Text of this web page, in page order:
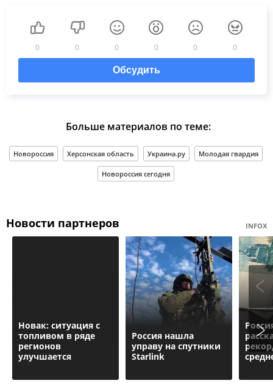
0 0 0 0 0 0
Обсудить
Больше материалов по теме:
Новороссия Херсонская область Украина.ру Молодая гвардия
Новороссия сегодня
Новости партнеров INFOX
Новак: ситуация с
топливом в ряде
регионов
улучшается
Россия нашла
управу на спутники
Starlink